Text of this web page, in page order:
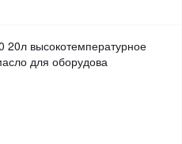
20л высокотемпературное
для оборудова